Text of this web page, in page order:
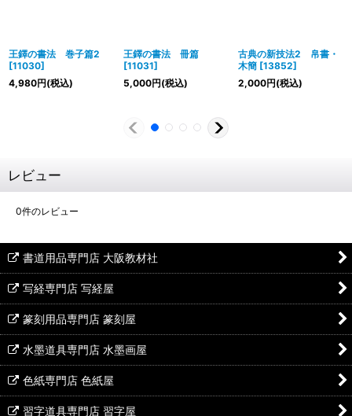
王鐸の書法 巻子篇2
[11030]
4,980円(税込)
王鐸の書法 冊篇
[11031]
5,000円(税込)
古典の新技法2 帛書・
木簡 [13852]
2,000円(税込)
レビュー
0件のレビュー
書道用品専門店 大阪教材社
写経専門店 写経屋
篆刻用品専門店 篆刻屋
水墨道具専門店 水墨画屋
色紙専門店 色紙屋
習字道具専門店 習字屋